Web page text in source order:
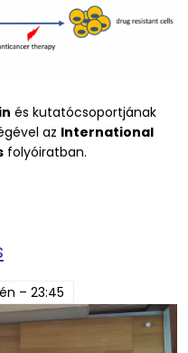
és kutatócsoportjának
az International
folyóiratban.
citokróm P450
– 23:45